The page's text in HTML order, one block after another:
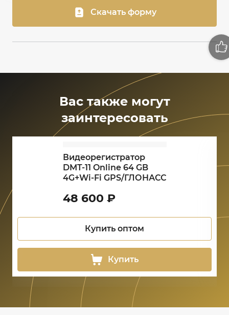
Скачать форму
Вас также могут
заинтересовать
Видеорегистратор
DMT-11 Online 64 GB
4G+Wi-Fi GPS/ГЛОНАСС
48 600 ₽
Купить оптом
Купить